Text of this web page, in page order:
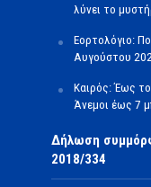
λύνει το
Εορτολόγιο:
Αυγούστου
Καιρός: Έως
Άνεμοι έως 7
Δήλωση
2018/334